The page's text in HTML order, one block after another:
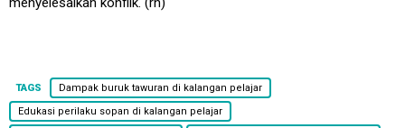
TAGS
Dampak buruk tawuran di kalangan pelajar
Edukasi perilaku sopan di kalangan pelajar